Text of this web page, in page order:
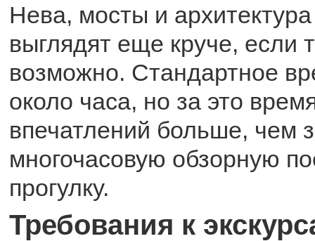
Нева, мосты и
выглядят еще круче, если
возможно. Стандартное
около часа, но за это
впечатлений больше, чем
многочасовую обзорную
прогулку.
Требования к